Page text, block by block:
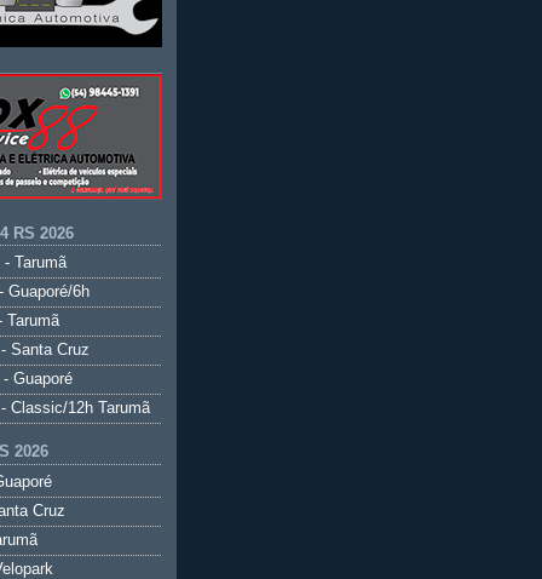
RS 2026
- Tarumã
Guaporé/6h
Tarumã
Santa Cruz
Guaporé
Classic/12h Tarumã
2026
Cruz